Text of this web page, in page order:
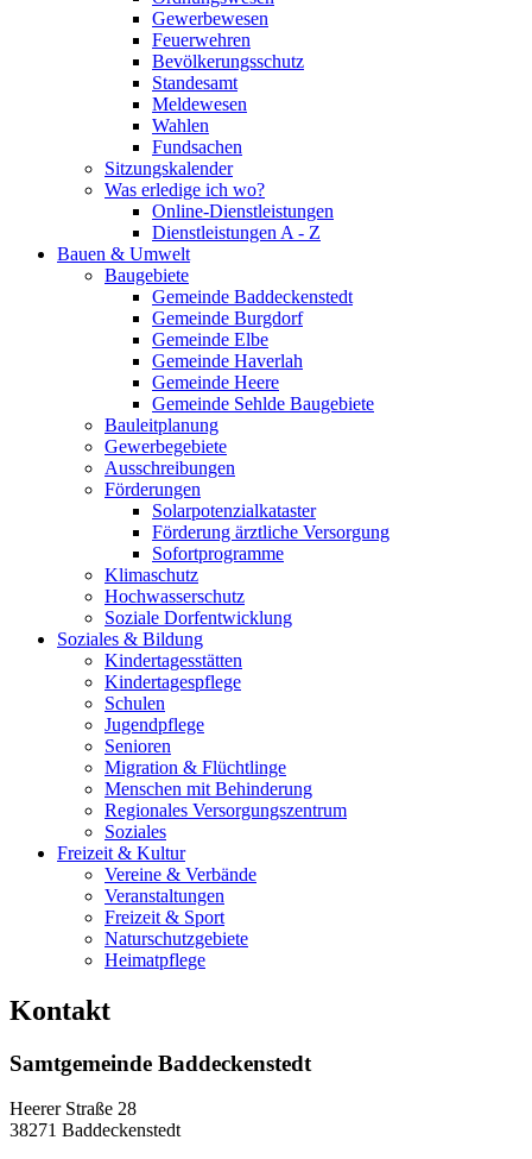
Gewerbewesen
Feuerwehren
Bevölkerungsschutz
Standesamt
Meldewesen
Wahlen
Fundsachen
Sitzungskalender
Was erledige ich wo?
Online-Dienstleistungen
Dienstleistungen A - Z
Bauen & Umwelt
Baugebiete
Gemeinde Baddeckenstedt
Gemeinde Burgdorf
Gemeinde Elbe
Gemeinde Haverlah
Gemeinde Heere
Gemeinde Sehlde Baugebiete
Bauleitplanung
Gewerbegebiete
Ausschreibungen
Förderungen
Solarpotenzialkataster
Förderung ärztliche Versorgung
Sofortprogramme
Klimaschutz
Hochwasserschutz
Soziale Dorfentwicklung
Soziales & Bildung
Kindertagesstätten
Kindertagespflege
Schulen
Jugendpflege
Senioren
Migration & Flüchtlinge
Menschen mit Behinderung
Regionales Versorgungszentrum
Soziales
Freizeit & Kultur
Vereine & Verbände
Veranstaltungen
Freizeit & Sport
Naturschutzgebiete
Heimatpflege
Kontakt
Samtgemeinde Baddeckenstedt
Heerer Straße 28
38271 Baddeckenstedt